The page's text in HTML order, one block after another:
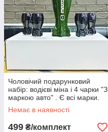
Чоловічий подарунковий
набір: водієві міна і 4 чарки "З
маркою авто" . Є всі марки.
Набір бойовий резерв.
Немає в наявності
499 ₴/комплект